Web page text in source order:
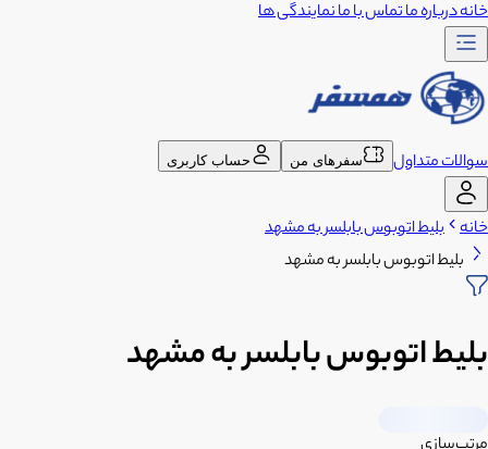
خانهدرباره ماتماس با مانمایندگی ها
سوالات متداول سفرهای من حساب کاربری
خانه بلیط اتوبوس بابلسر به مشهد
بلیط اتوبوس بابلسر به مشهد
بلیط اتوبوس بابلسر به مشهد